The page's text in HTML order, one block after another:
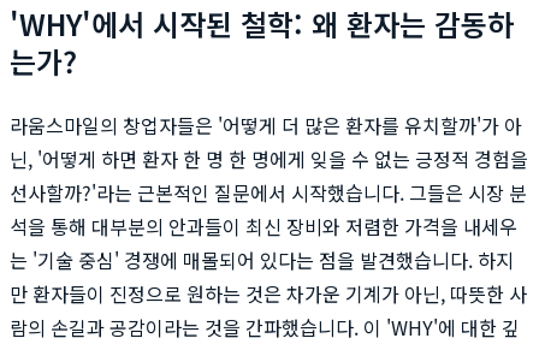
'WHY'에서 시작된 철학: 왜 환자는 감동하
는가?
라움스마일의 창업자들은 '어떻게 더 많은 환자를 유치할까'가 아
닌, '어떻게 하면 환자 한 명 한 명에게 잊을 수 없는 긍정적 경험을
선사할까?'라는 근본적인 질문에서 시작했습니다. 그들은 시장 분
석을 통해 대부분의 안과들이 최신 장비와 저렴한 가격을 내세우
는 '기술 중심' 경쟁에 매몰되어 있다는 점을 발견했습니다. 하지
만 환자들이 진정으로 원하는 것은 차가운 기계가 아닌, 따뜻한 사
람의 손길과 공감이라는 것을 간파했습니다. 이 'WHY'에 대한 깊